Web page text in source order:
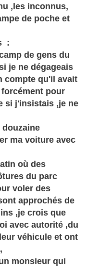
,les inconnus,
de poche et
:
de gens du
je ne dégageais
compte qu'il avait
pour
si j'insistais ,je ne
douzaine
ma voiture avec
où des
du parc
voler des
approchés de
,je crois que
avec autorité ,du
véhicule et ont
monsieur qui